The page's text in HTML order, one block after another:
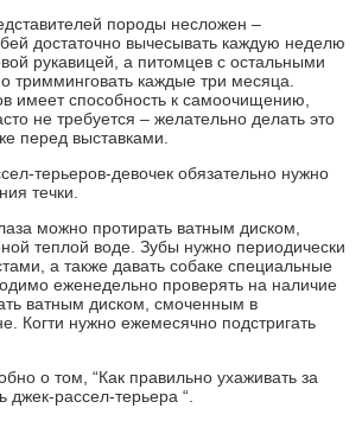
породы несложен –
достаточно вычесывать каждую неделю
рукавицей, а питомцев с остальными
тримминговать каждые три месяца.
имеет способность к самоочищению,
не требуется – желательно делать это
перед выставками.
терьеров-девочек обязательно нужно
течки.
можно протирать ватным диском,
теплой воде. Зубы нужно периодически
а также давать собаке специальные
еженедельно проверять на наличие
ватным диском, смоченным в
Когти нужно ежемесячно подстригать
о том, “Как правильно ухаживать за
джек-рассел-терьера “.